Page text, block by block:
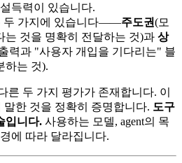
득력이 있습니다.
두 가지에 있습니다——주도권(모
는 것을 명확히 전달하는 것)과 상
력과 "사용자 개입을 기다리는" 블
하는 것).
른 두 가지 평가가 존재합니다. 이
말한 것을 정확히 증명합니다. 도구
입니다. 사용하는 모델, agent의 목
에 따라 달라집니다.